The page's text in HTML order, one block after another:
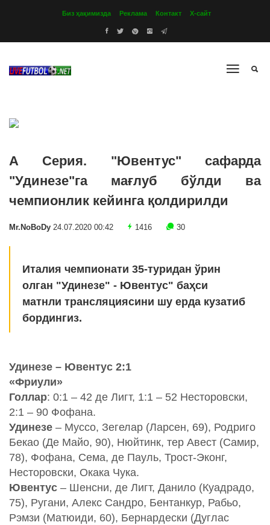
Биз ҳақимизда Реклама Контакт Х-сайт
А Серия. "Ювентус" сафарда
"Удинезе"га мағлуб бўлди ва
чемпионлик кейинга қолдирилди
Mr.NoBoDy 24.07.2020 00:42 1416 30
Италия чемпионати 35-туридан ўрин
олган "Удинезе" - Ювентус" баҳси
матнли трансляциясини шу ерда кузатиб
бордингиз.
Удинезе – Ювентус 2:1
«Фриули»
Голлар: 0:1 – 42 де Лигт, 1:1 – 52 Несторовски,
2:1 – 90 Фофана.
Удинезе – Муссо, Зегелар (Ларсен, 69), Родриго
Бекао (Де Майо, 90), Нюйтинк, тер Авест (Самир,
78), Фофана, Сема, де Пауль, Трост-Эконг,
Несторовски, Окака Чука.
Ювентус – Шенсни, де Лигт, Данило (Куадрадо,
75), Ругани, Алекс Сандро, Бентанкур, Рабьо,
Рэмзи (Матюиди, 60), Бернардески (Дуглас